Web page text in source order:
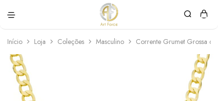
Force
personalizadas
Início Loja Coleções Masculino Corrente Grumet Grossa